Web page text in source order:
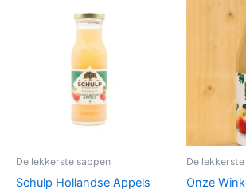
De lekkerste sappen
Schulp Hollandse Appels
De
Onze